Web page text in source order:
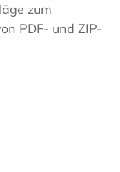
zum
PDF- und ZIP-